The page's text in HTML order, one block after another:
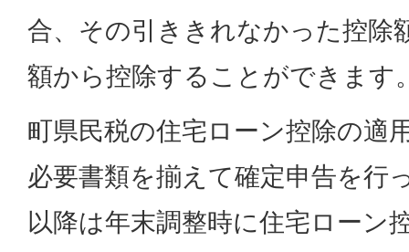
合、その引ききれなかった控除
額から控除することができます
町県民税の住宅ローン控除の適
必要書類を揃えて確定申告を行
以降は年末調整時に住宅ローン